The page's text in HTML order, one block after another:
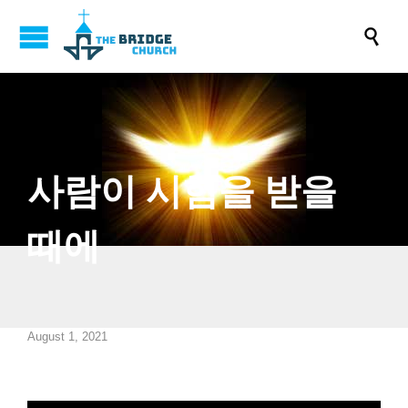

사람이 시험을 받을
때에
August 1, 2021